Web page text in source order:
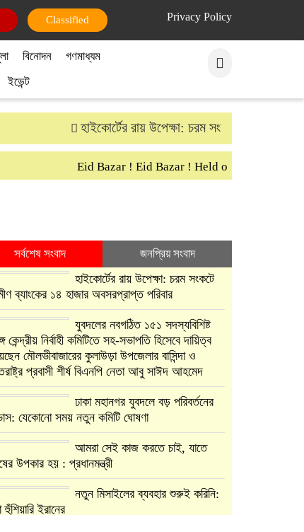
Privacy Policy
Classified
বিনোদন
গণমাধ্যম
ইভেন্ট
হাইকোর্টের রায় উপেক্ষা: চরম সংকটে গ্রামীণ
Eid Bazar ! Eid Bazar ! Held on 30th March
সর্বশেষ সংবাদ জনপ্রিয় সংবাদ
হাইকোর্টের রায় উপেক্ষা: চরম সংকটে
ব্যাংকের ১৪ হাজার অবসরপ্রাপ্ত পরিবার
যুবদলের নবগঠিত ১৫১ সদস্যবিশিষ্ট
কেন্দ্রীয় নির্বাহী কমিটিতে সহ-সভাপতি হিসেবে দায়িত্ব
মৌলভীবাজারের কুলাউড়া উপজেলার বাসিন্দা ও
প্রবাসী শীর্ষ বিএনপি নেতা আবু সাঈদ আহমেদ
ঢাকা মহানগর যুবদলে বড় পরিবর্তনের
যেকোনো সময় নতুন কমিটি ঘোষণা
আমরা সেই কাজ করতে চাই, যাতে
উপকার হয় : প্রধানমন্ত্রী
নতুন মিসাইলের ব্যবহার শুরুই করিনি:
ইরানের